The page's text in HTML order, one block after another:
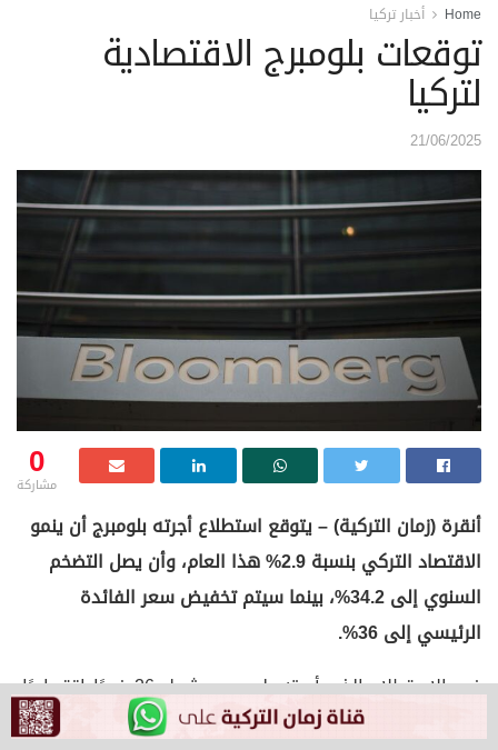
Home أخبار تركيا
توقعات بلومبرج الاقتصادية
لتركيا
21/06/2025
0
مشاركة
أنقرة (زمان التركية) – يتوقع استطلاع أجرته بلومبرج أن ينمو
الاقتصاد التركي بنسبة 2.9% هذا العام، وأن يصل التضخم
السنوي إلى 34.2%، بينما سيتم تخفيض سعر الفائدة
الرئيسي إلى 36%.
في الاستطلاع الذي أجرته بلومبرج وشمل 26 خبيرًا اقتصاديًا،
من المتوقع أن ينمو الاقتصاد التركي بنسبة 2.9% في عام